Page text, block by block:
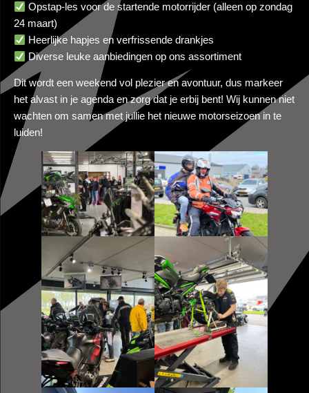
Opstap-les voor de startende motorrijder (alleen op zondag
24 maart)
Heerlijke hapjes en verfrissende drankjes
Diverse leuke aanbiedingen op ons assortiment
Dit wordt een weekend vol plezier en avontuur, dus markeer
het alvast in je agenda en zorg dat je erbij bent! Wij kunnen niet
wachten om samen met jullie het nieuwe motorseizoen in te
luiden!